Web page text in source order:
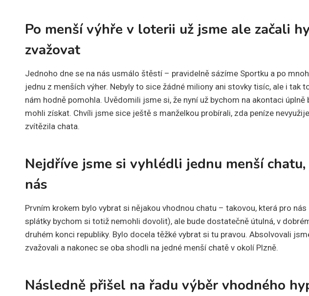
Po menší výhře v loterii už jsme ale začali
zvažovat
Jednoho dne se na nás usmálo štěstí – pravidelně sázíme Sportku a po
jednu z menších výher. Nebyly to sice žádné miliony ani stovky tisíc, ale i tak
nám hodně pomohla. Uvědomili jsme si, že nyní už bychom na akontaci
mohli získat. Chvíli jsme sice ještě s manželkou probírali, zda peníze
zvítězila chata.
Nejdříve jsme si vyhlédli jednu menší
nás
Prvním krokem bylo vybrat si nějakou vhodnou chatu – takovou, která pro
splátky bychom si totiž nemohli dovolit), ale bude dostatečně útulná, v
druhém konci republiky. Bylo docela těžké vybrat si tu pravou. Absolvovali
zvažovali a nakonec se oba shodli na jedné menší chatě v okolí Plzně.
Následně přišel na řadu výběr vhodného